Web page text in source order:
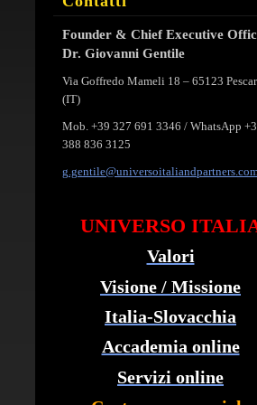
Founder & Chief Executive
Dr. Giovanni Gentile
Via Goffredo Mameli 18 – 65123
(IT)
Mob. +39 327 691 3346 / WhatsApp
388 836 3125
g.gentile@universoitaliandpartne
UNIVERSO
Valori
Visione / Missione
Italia-Slovacchia
Accademia online
Servizi online